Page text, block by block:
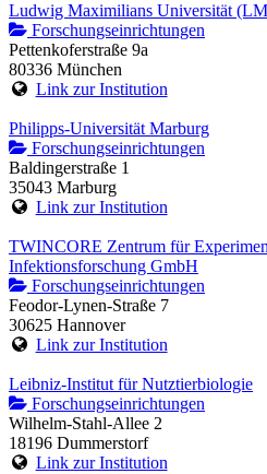
Ludwig Maximilians Universität
Forschungseinrichtungen
Pettenkoferstraße 9a
80336 München
Link zur Institution
Philipps-Universität Marburg
Forschungseinrichtungen
Baldingerstraße 1
35043 Marburg
Link zur Institution
TWINCORE Zentrum für
Infektionsforschung GmbH
Forschungseinrichtungen
Feodor-Lynen-Straße 7
30625 Hannover
Link zur Institution
Leibniz-Institut für Nutztierbiologie
Forschungseinrichtungen
Wilhelm-Stahl-Allee 2
18196 Dummerstorf
Link zur Institution